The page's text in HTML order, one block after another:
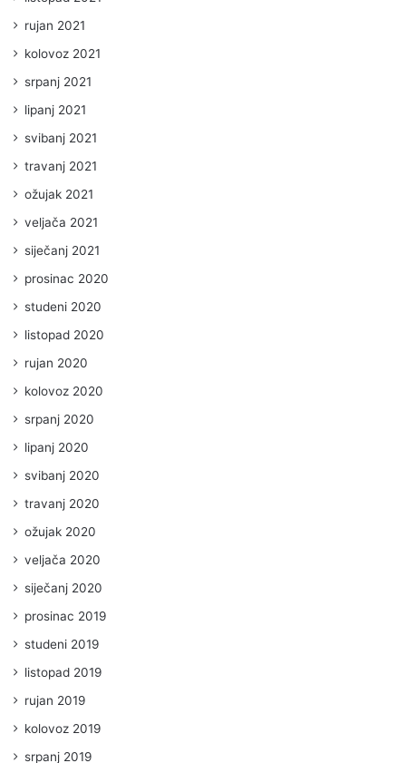
rujan 2021
kolovoz 2021
srpanj 2021
lipanj 2021
svibanj 2021
travanj 2021
ožujak 2021
veljača 2021
siječanj 2021
prosinac 2020
studeni 2020
listopad 2020
rujan 2020
kolovoz 2020
srpanj 2020
lipanj 2020
svibanj 2020
travanj 2020
ožujak 2020
veljača 2020
siječanj 2020
prosinac 2019
studeni 2019
listopad 2019
rujan 2019
kolovoz 2019
srpanj 2019